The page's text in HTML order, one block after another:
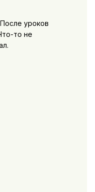
уроков
то не